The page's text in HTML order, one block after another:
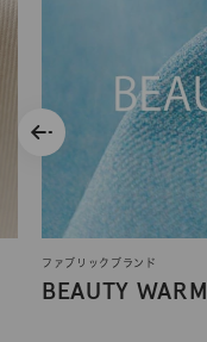
ファブリックブランド
BEAUTY WARM